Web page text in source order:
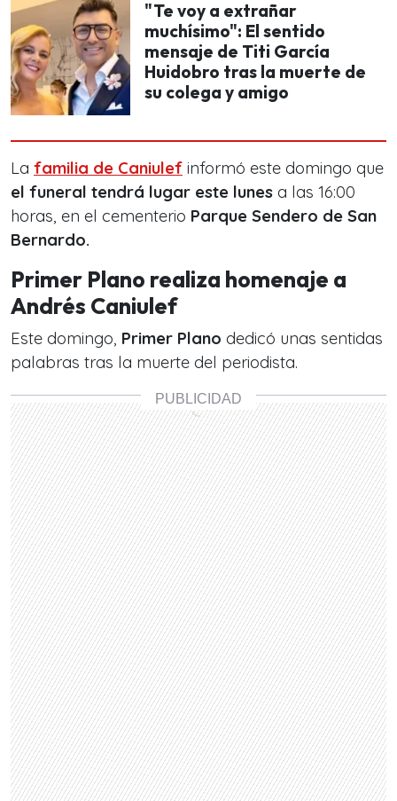
"Te voy a extrañar
muchísimo": El sentido
mensaje de Titi García
Huidobro tras la muerte de
su colega y amigo
La familia de Caniulef informó este domingo que
el funeral tendrá lugar este lunes a las 16:00
horas, en el cementerio Parque Sendero de San
Bernardo.
Primer Plano realiza homenaje a
Andrés Caniulef
Este domingo, Primer Plano dedicó unas sentidas
palabras tras la muerte del periodista.